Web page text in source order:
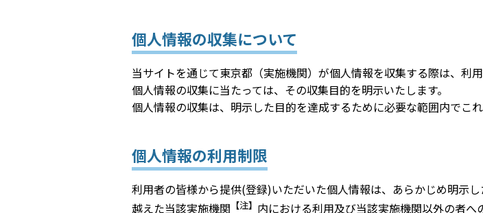
個人情報の収集について
当サイトを通じて東京都（実施機関）が個人情報を収集する際は、利
個人情報の収集に当たっては、その収集目的を明示いたします。
個人情報の収集は、明示した目的を達成するために必要な範囲内でこれ
個人情報の利用制限
利用者の皆様から提供(登録)いただいた個人情報は、あらかじめ明示
越えた当該実施機関 【注】 内における利用及び当該実施機関以外の者へ